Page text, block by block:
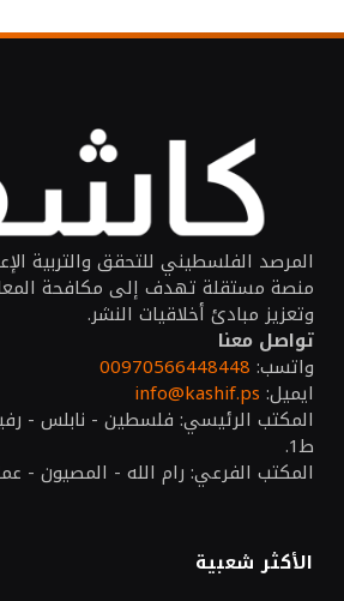
المرصد الفلسطيني للتحقق والتربية
منصة مستقلة تهدف إلى مكافحة
وتعزيز مبادئ أخلاقيات النشر.
تواصل معنا
واتسب: 00970566448448
ايميل: info@kashif.ps
المكتب الرئيسي: فلسطين - نابلس -
ط1.
المكتب الفرعي: رام الله - المصيون -
الأكثر شعبية